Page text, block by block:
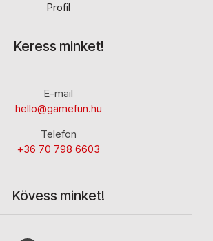
Profil
Keress minket!
E-mail
hello@gamefun.hu
Telefon
+36 70 798 6603
Kövess minket!